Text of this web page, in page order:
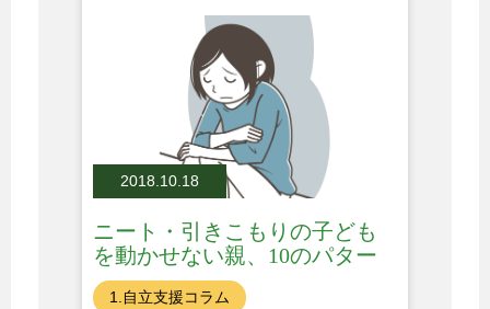
2018.10.18
ニート・引きこもりの子ども
を動かせない親、10のパター
ン
1.自立支援コラム